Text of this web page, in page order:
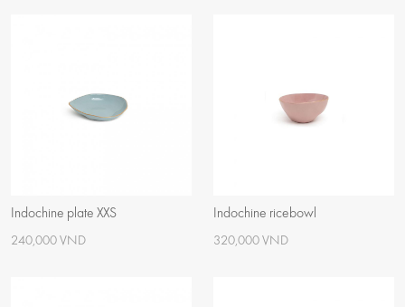
Indochine plate XXS
240,000 VND
Indochine ricebowl
320,000 VND